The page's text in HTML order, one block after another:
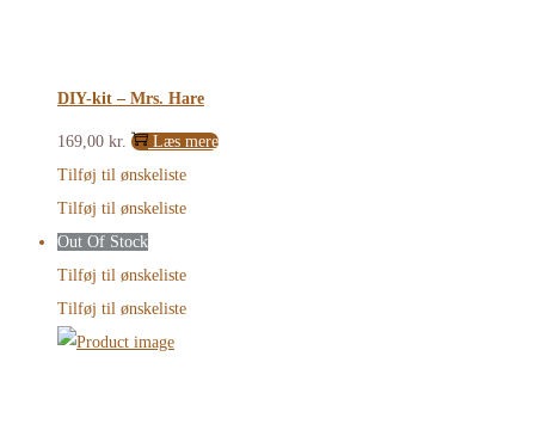
DIY-kit – Mrs. Hare
169,00 kr.
Læs mere
Tilføj til ønskeliste
Tilføj til ønskeliste
Out Of Stock
Tilføj til ønskeliste
Tilføj til ønskeliste